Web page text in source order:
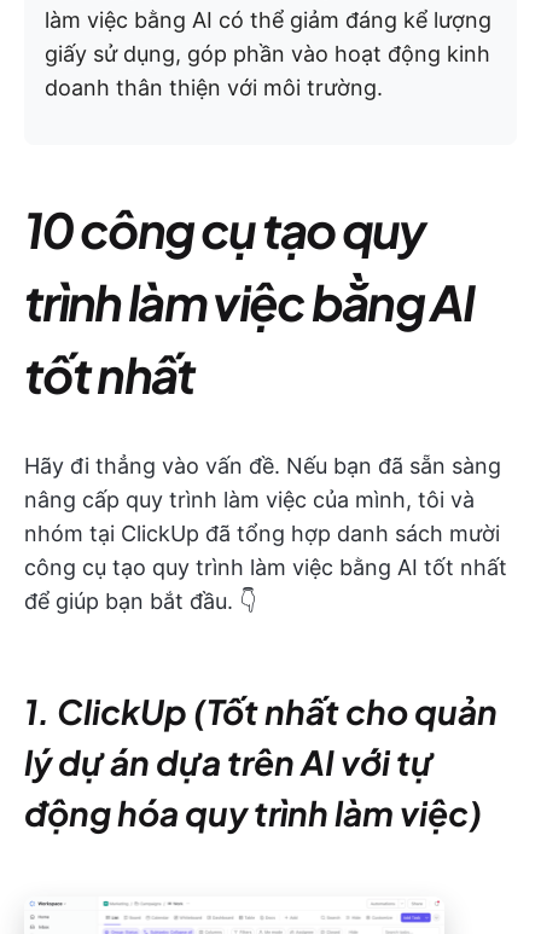
làm việc bằng AI có thể giảm đáng kể lượng
giấy sử dụng, góp phần vào hoạt động kinh
doanh thân thiện với môi trường.
10 công cụ tạo quy
trình làm việc bằng AI
tốt nhất
Hãy đi thẳng vào vấn đề. Nếu bạn đã sẵn sàng
nâng cấp quy trình làm việc của mình, tôi và
nhóm tại ClickUp đã tổng hợp danh sách mười
công cụ tạo quy trình làm việc bằng AI tốt nhất
để giúp bạn bắt đầu. 👇
1. ClickUp (Tốt nhất cho quản
lý dự án dựa trên AI với tự
động hóa quy trình làm việc)